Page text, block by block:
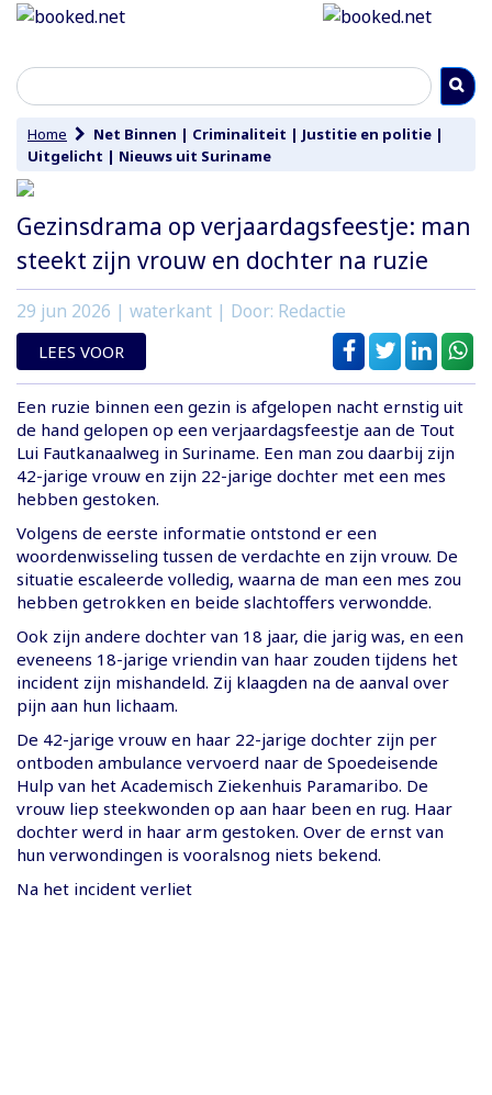
Home Net Binnen | Criminaliteit | Justitie en politie |
Uitgelicht | Nieuws uit Suriname
Gezinsdrama op verjaardagsfeestje: man
steekt zijn vrouw en dochter na ruzie
29 jun 2026 | waterkant | Door: Redactie
LEES VOOR
Een ruzie binnen een gezin is afgelopen nacht ernstig uit
de hand gelopen op een verjaardagsfeestje aan de Tout
Lui Fautkanaalweg in Suriname. Een man zou daarbij zijn
42-jarige vrouw en zijn 22-jarige dochter met een mes
hebben gestoken.
Volgens de eerste informatie ontstond er een
woordenwisseling tussen de verdachte en zijn vrouw. De
situatie escaleerde volledig, waarna de man een mes zou
hebben getrokken en beide slachtoffers verwondde.
Ook zijn andere dochter van 18 jaar, die jarig was, en een
eveneens 18-jarige vriendin van haar zouden tijdens het
incident zijn mishandeld. Zij klaagden na de aanval over
pijn aan hun lichaam.
De 42-jarige vrouw en haar 22-jarige dochter zijn per
ontboden ambulance vervoerd naar de Spoedeisende
Hulp van het Academisch Ziekenhuis Paramaribo. De
vrouw liep steekwonden op aan haar been en rug. Haar
dochter werd in haar arm gestoken. Over de ernst van
hun verwondingen is vooralsnog niets bekend.
Na het incident verliet